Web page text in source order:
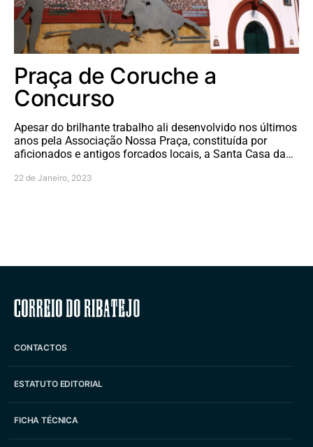
Praça de Coruche a
Concurso
Apesar do brilhante trabalho ali desenvolvido nos últimos
anos pela Associação Nossa Praça, constituída por
aficionados e antigos forcados locais, a Santa Casa da…
22 de Janeiro, 2023
Correio do Ribatejo
CONTACTOS
ESTATUTO EDITORIAL
FICHA TÉCNICA